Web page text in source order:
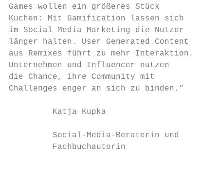
Games wollen ein größeres Stück
Kuchen: Mit Gamification lassen sich
im Social Media Marketing die Nutzer
länger halten. User Generated Content
aus Remixes führt zu mehr Interaktion.
Unternehmen und Influencer nutzen
die Chance, ihre Community mit
Challenges enger an sich zu binden.“
         Katja Kupka
Social-Media-Beraterin und
Fachbuchautorin